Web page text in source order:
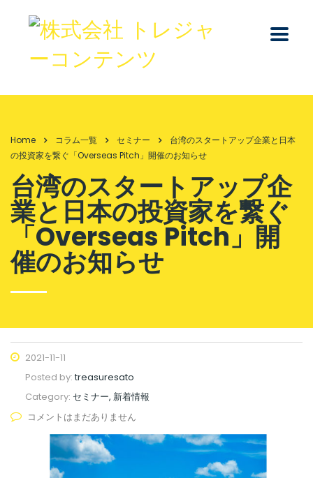
Home コラム一覧 セミナー
台湾のスタートアップ企業と日本
の投資家を繋ぐ「Overseas Pitch」開催のお知らせ
台湾のスタートアップ企
業と日本の投資家を繋ぐ
「Overseas Pitch」開
催のお知らせ
2021-11-11
Posted by:treasuresato
Category: セミナー, 新着情報
コメントはまだありません